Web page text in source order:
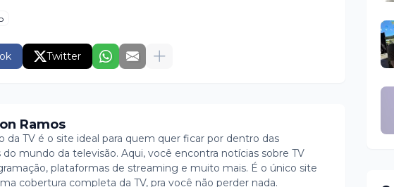
Twitter
Ramos
da TV é o site ideal para quem quer ficar por dentro das
do mundo da televisão. Aqui, você encontra notícias sobre TV
plataformas de streaming e muito mais. É o único site
cobertura completa da TV, pra você não perder nada.